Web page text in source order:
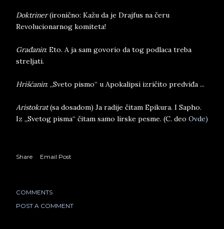
Doktriner(ironično: Kažu da je Drajfus na čeru
Revolucionarnog komiteta!
Građanin: Eto. A ja sam govorio da tog podlaca treba
streljati.
Hrišćanin: „Sveto pismo“ u Apokalipsi izričito predviđa ...
Aristokrat(sa dosadom) Ja radije čitam Epikura. I Sapho.
Iz „Svetog pisma“ čitam samo lirske pesme. (C. deo Ovde)
Share Email Post
COMMENTS
POST A COMMENT